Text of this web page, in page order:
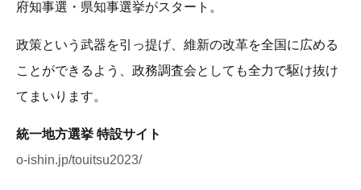
府知事選・県知事選挙がスタート。
政策という武器を引っ提げ、維新の改革を全国に広める
ことができるよう、政務調査会としても全力で駆け抜け
てまいります。
統一地方選挙 特設サイト
o-ishin.jp/touitsu2023/